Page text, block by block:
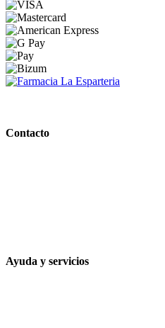
Contacto
Ayuda y servicios